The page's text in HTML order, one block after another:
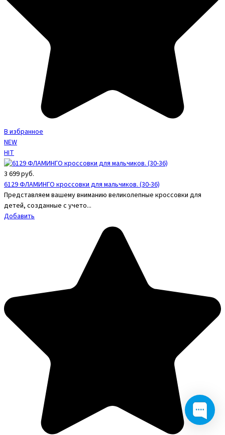
В избранное
NEW
HIT
3 699руб.
6129 ФЛАМИНГО кроссовки для мальчиков. (30-36)
Представляем вашему вниманию великолепные кроссовки для
детей, созданные с учето...
Добавить